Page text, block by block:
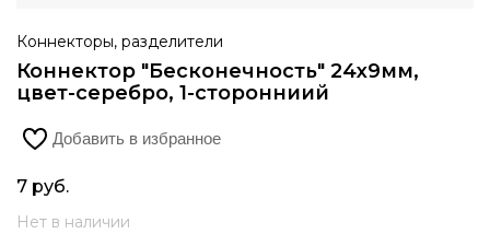
Коннекторы, разделители
Коннектор "Бесконечность" 24х9мм,
цвет-серебро, 1-сторонниий
Добавить в избранное
7 руб.
Нет в наличии